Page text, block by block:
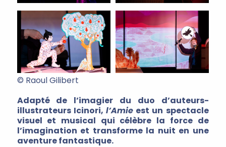
© Raoul Gilibert
Adapté de l’imagier du duo d’auteurs-
illustrateurs Icinori, l’Amieest un spectacle
visuel et musical qui célèbre la force de
l’imagination et transforme la nuit en une
aventure fantastique.